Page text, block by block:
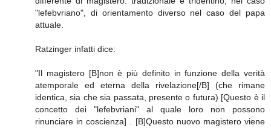
"lefebvriano", di orientamento diverso nel caso del papa
attuale.
Ratzinger infatti dice:
"Il magistero [B]non è più definito in funzione della verità
atemporale ed eterna della rivelazione[/B] (che rimane
identica, sia che sia passata, presente o futura) [Questo è il
concetto dei "lefebvriani" al quale loro non possono
rinunciare in coscienza] . [B]Questo nuovo magistero viene